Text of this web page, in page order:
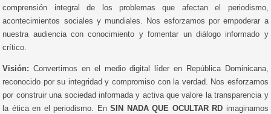
comprensión integral de los problemas que afectan el periodismo,
acontecimientos sociales y mundiales. Nos esforzamos por empoderar a
nuestra audiencia con conocimiento y fomentar un diálogo informado y
crítico.
Visión: Convertirnos en el medio digital líder en República Dominicana,
reconocido por su integridad y compromiso con la verdad. Nos esforzamos
por construir una sociedad informada y activa que valore la transparencia y
la ética en el periodismo. EnSIN NADA QUE OCULTAR RD imaginamos